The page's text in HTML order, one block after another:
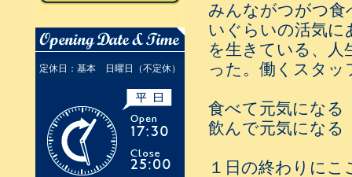
定休日：基本 日曜日（不定休）
みんながつがつ食
いぐらいの活気に
を生きている、人
った。働くスタ
食べて元気になる
飲んで元気になる
１日の終わりに